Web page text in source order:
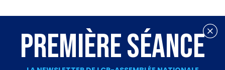
PREMIÈRE SÉANCE